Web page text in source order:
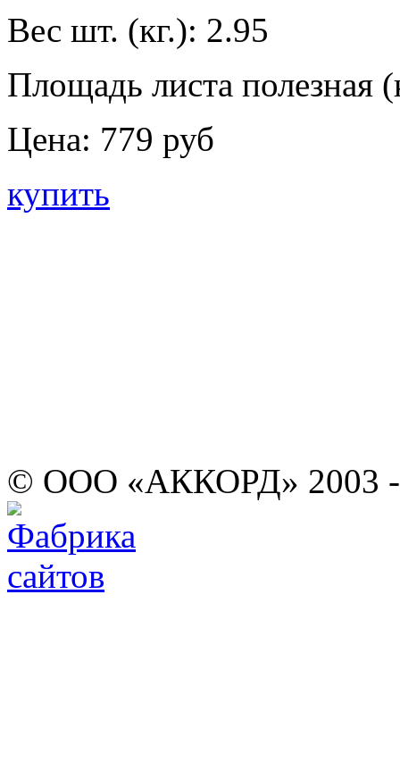
Вес шт. (кг.): 2.95
Площадь листа полезная
Цена: 779 руб
купить
© ООО «АККОРД» 2003 -